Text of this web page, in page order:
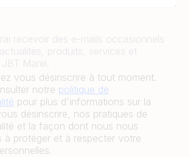
recevoir des e-mails occasionnels
produits, services et
Marel.
vous désinscrire à tout moment.
notre politique de
pour plus d'informations sur la
désinscrire, nos pratiques de
et la façon dont nous nous
à protéger et à respecter votre